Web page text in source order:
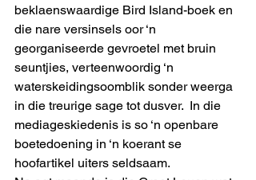
beklaenswaardige Bird Island-boek en
die nare versinsels oor ‘n
georganiseerde gevroetel met bruin
seuntjies, verteenwoordig ‘n
waterskeidingsoomblik sonder weerga
in die treurige sage tot dusver.  In die
mediageskiedenis is so ‘n openbare
boetedoening in ‘n koerant se
hoofartikel uiters seldsaam.